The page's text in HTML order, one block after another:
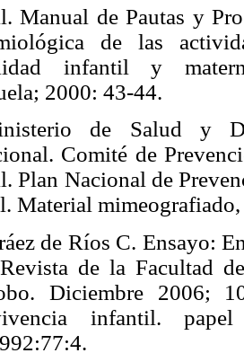
Manual de Pautas y
de las
infantil y
2000: 43-44.
de Salud y
Comité de
Plan Nacional de
Material mimeografiado,
de Ríos C. Ensayo:
de la Facultad
Diciembre 2006;
infantil.